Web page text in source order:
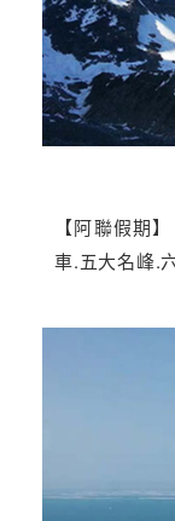
【阿聯假期
車.五大名峰.